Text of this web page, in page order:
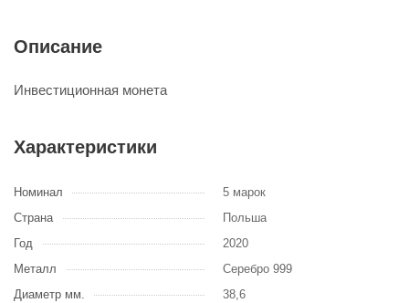
Описание
Инвестиционная монета
Характеристики
Номинал
5 марок
Страна
Польша
Год
2020
Металл
Серебро 999
Диаметр мм.
38,6